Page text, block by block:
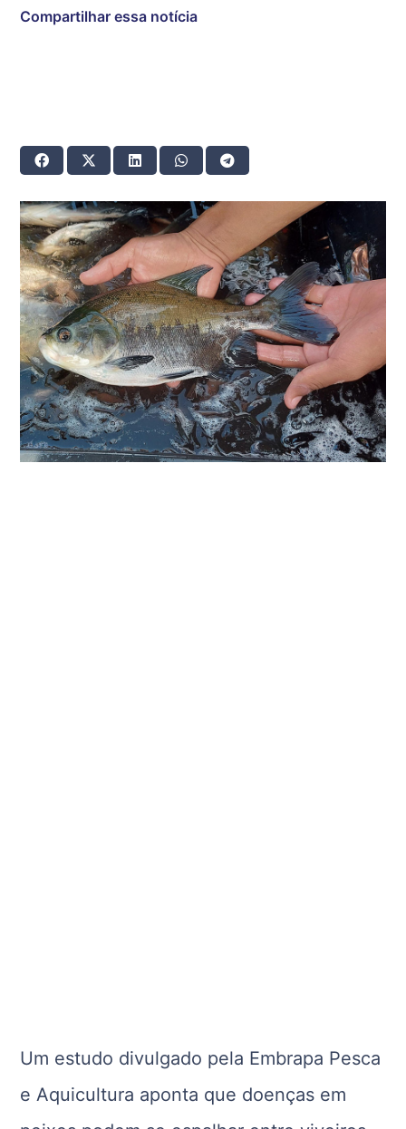
Compartilhar essa notícia
Um estudo divulgado pela Embrapa Pesca
e Aquicultura aponta que doenças em